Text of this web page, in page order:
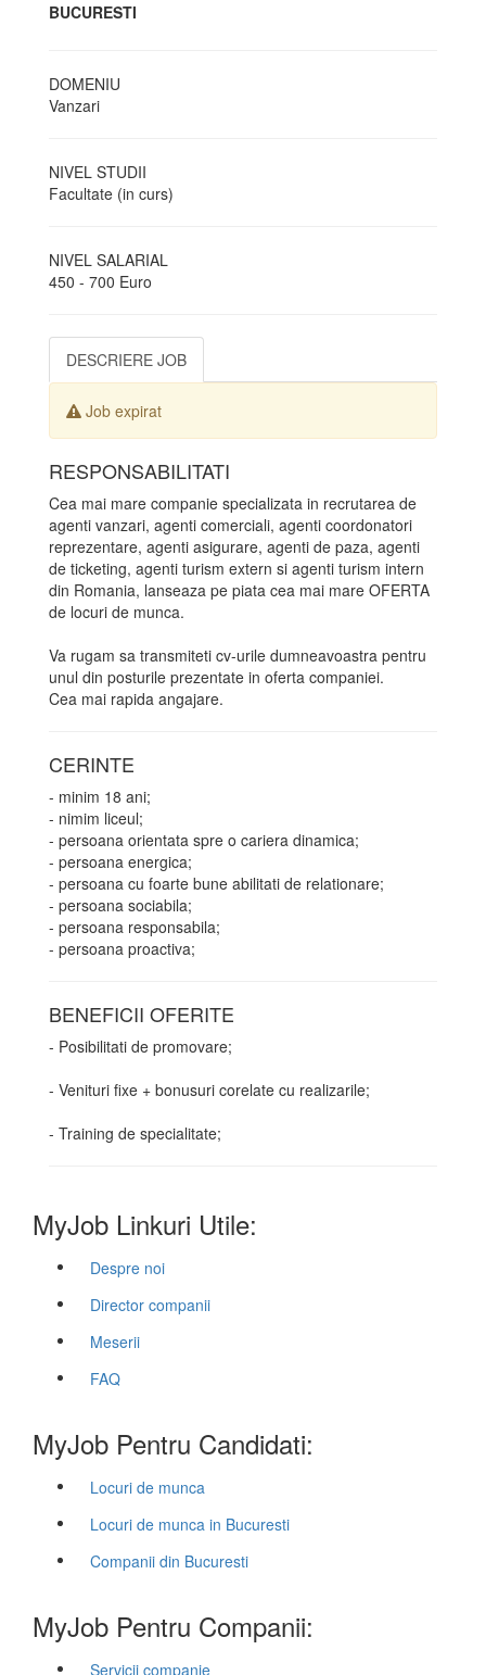
BUCURESTI
DOMENIU
Vanzari
NIVEL STUDII
Facultate (in curs)
NIVEL SALARIAL
450 - 700 Euro
DESCRIERE JOB
Job expirat
RESPONSABILITATI
Cea mai mare companie specializata in recrutarea de
agenti vanzari, agenti comerciali, agenti coordonatori
reprezentare, agenti asigurare, agenti de paza, agenti
de ticketing, agenti turism extern si agenti turism intern
din Romania, lanseaza pe piata cea mai mare OFERTA
de locuri de munca.
Va rugam sa transmiteti cv-urile dumneavoastra pentru
unul din posturile prezentate in oferta companiei.
Cea mai rapida angajare.
CERINTE
- minim 18 ani;
- nimim liceul;
- persoana orientata spre o cariera dinamica;
- persoana energica;
- persoana cu foarte bune abilitati de relationare;
- persoana sociabila;
- persoana responsabila;
- persoana proactiva;
BENEFICII OFERITE
- Posibilitati de promovare;
- Venituri fixe + bonusuri corelate cu realizarile;
- Training de specialitate;
MyJob Linkuri Utile:
Despre noi
Director companii
Meserii
FAQ
MyJob Pentru Candidati:
Locuri de munca
Locuri de munca in Bucuresti
Companii din Bucuresti
MyJob Pentru Companii:
Servicii companie